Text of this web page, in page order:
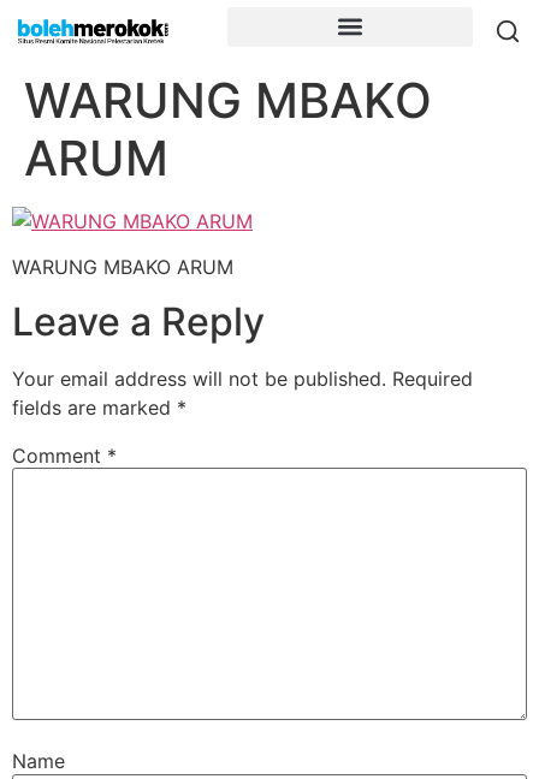
WARUNG MBAKO
ARUM
WARUNG MBAKO ARUM
Leave a Reply
Your email address will not be published. Required
fields are marked *
Comment *
Name